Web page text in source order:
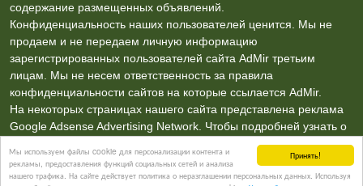
Принять!
Мы используем файлы cookie для персонализации контента и
рекламы, предоставления функций социальных сетей и анализа
нашего трафика. На сайте действует политика о неразглашении персональных данных. Используя
содержание размещенных объявлений.
Конфиденциальность наших пользователей ценится. Мы не
продаем и не передаем личную информацию
зарегистрированных пользователей сайта AdMir третьим
лицам. Мы не несем ответственность за правила
конфиденциальности сайтов на которые ссылается AdMir.
На некоторых страницах нашего сайта представлена реклама
Google Adsense Advertising Network. Чтобы подробней узнать о
нажмите тут.